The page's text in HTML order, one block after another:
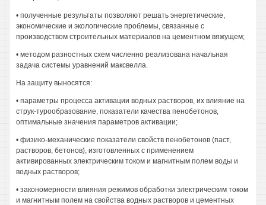
• полученные результаты позволяют решать энергетические,
экономические и экологические проблемы, связанные с
производством строительных материалов на цементном вяжущем;
• методом разностных схем численно реализована начальная
задача системы уравнений максвелла.
На защиту выносятся:
• параметры процесса активации водных растворов, их влияние на
струк-турообразование, показатели качества пенобетонов,
оптимальные значения параметров активации;
• физико-механические показатели свойств пенобетонов (паст,
растворов, бетонов), изготовленных с применением
активированных электрическим током и магнитным полем воды и
водных растворов;
• закономерности влияния режимов обработки электрическим током
и магнитным полем на свойства водных растворов и цементных